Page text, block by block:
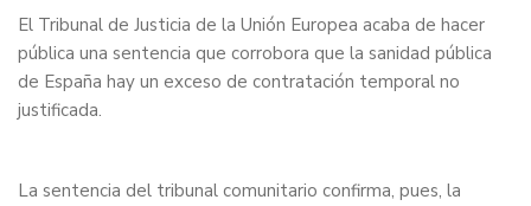
El Tribunal de Justicia de la Unión Europea acaba de hacer
pública una sentencia que corrobora que la sanidad pública
de España hay un exceso de contratación temporal no
justificada.
La sentencia del tribunal comunitario confirma, pues, la